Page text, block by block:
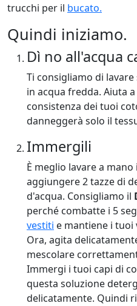
trucchi per il bucato.
Quindi iniziamo.
Dì no all'acqua
Ti consigliamo di
in acqua fredda. Aiuta
consistenza dei tuoi
danneggerà solo il
Immergili
È meglio lavare a
aggiungere 2 tazze di
d'acqua. Consigliamo il
perché combatte i 5
vestiti e mantiene i
Ora, agita
mescolare
Immergi i tuoi capi di
questa soluzione
delicatamente. Quindi